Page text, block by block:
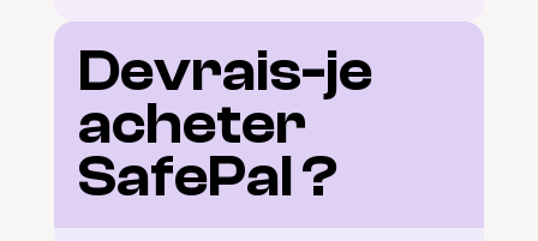
Devrais-je
acheter
SafePal ?